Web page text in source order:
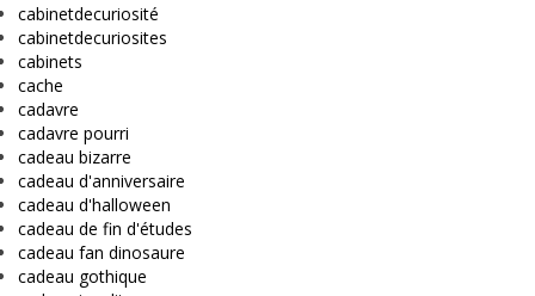
cabinetdecuriosité
cabinetdecuriosites
cabinets
cache
cadavre
cadavre pourri
cadeau bizarre
cadeau d'anniversaire
cadeau d'halloween
cadeau de fin d'études
cadeau fan dinosaure
cadeau gothique